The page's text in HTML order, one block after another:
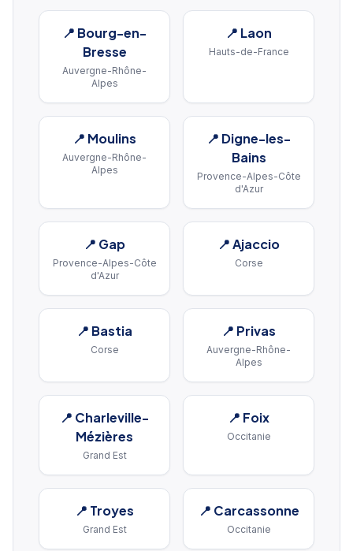
📍 Bourg-en-
Bresse
Auvergne-Rhône-
Alpes
📍 Laon
Hauts-de-France
📍 Moulins
Auvergne-Rhône-
Alpes
📍 Digne-les-
Bains
Provence-Alpes-Côte
d'Azur
📍 Gap
Provence-Alpes-Côte
d'Azur
📍Ajaccio
Corse
📍 Bastia
Corse
📍 Privas
Auvergne-Rhône-
Alpes
📍 Charleville-
Mézières
Grand Est
📍 Foix
Occitanie
📍 Troyes
Grand Est
📍 Carcassonne
Occitanie